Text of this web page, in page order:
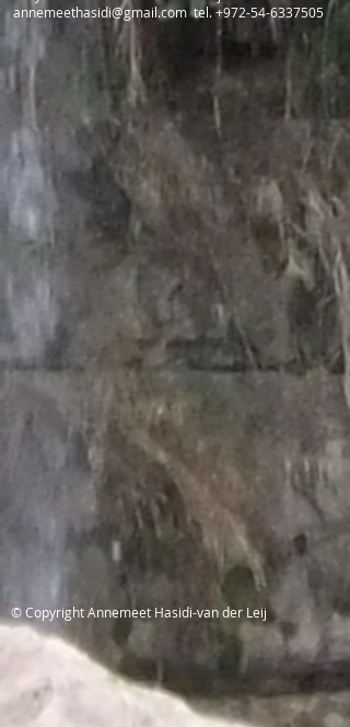
© by Annemeet Hasidi-van der leij
annemeethasidi@gmail.com
© Copyright Annemeet Hasidi-van der Leij